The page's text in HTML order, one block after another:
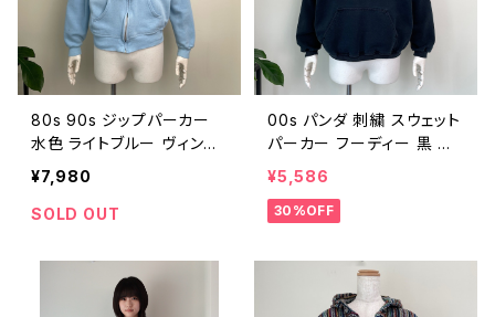
80s 90s ジップパーカー
水色 ライトブルー ヴィンテ
ージ 古着 無地 ジップアッ
プ フルジップ スウェットパ
ーカー 80年代 90年代 ビ
¥7,980
SOLD OUT
00s パンダ 刺繍 スウェット
パーカー フーディー 黒 ブ
ラック ヴィンテージ 古着 ア
ニマル 動物 ワンポイント 0
0年代 2000s 2000年代 Y
¥5,586
30%OFF